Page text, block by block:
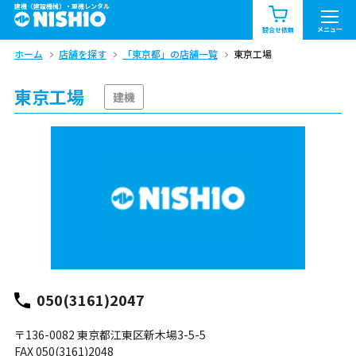
建機（建設機械）・重機レンタル
問合せ依頼 メニュー
商品一覧 お知らせ一覧
問合せ依頼リスト お問合せ
北海道 東北 関東
ホーム 店舗を探す 「東京都」の店舗一覧 東京工場
東京工場 建機
050(3161)2047
〒136-0082 東京都江東区新木場3-5-5
FAX 050(3161)2048